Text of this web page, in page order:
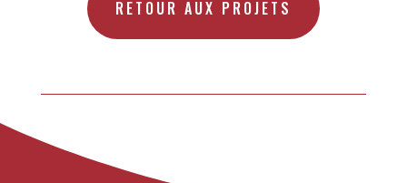
RETOUR AUX PROJETS